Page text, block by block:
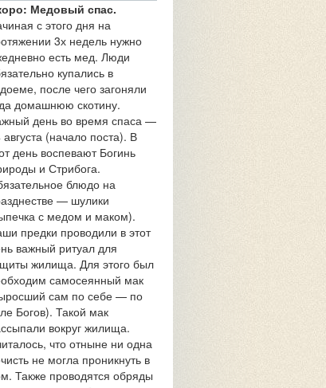
Медовый спас.
с этого дня на
3х недель нужно
есть мед. Люди
купались в
после чего загоняли
домашнюю скотину.
день во время спаса —
августа (начало поста). В
день воспевают Богинь
и Стрибога.
блюдо на
— шулики
с медом и маком).
предки проводили в этот
важный ритуал для
жилища. Для этого был
самосеянный мак
сам по себе — по
Богов). Такой мак
вокруг жилища.
что отныне ни одна
не могла проникнуть в
Также проводятся обряды